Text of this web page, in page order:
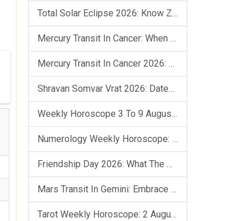
Total Solar Eclipse 2026: Know Zodiac Wise Prediction
Mercury Transit In Cancer: When The Mind Meets The Heart!
Mercury Transit In Cancer 2026: Check Out What It Brings For You
Shravan Somvar Vrat 2026: Dates, Significance & Rituals In August
Weekly Horoscope 3 To 9 August, 2026: List Of Fasts & Festivals
Numerology Weekly Horoscope: 2 August To 8 August, 2026
Friendship Day 2026: What The Stars Say About Your Best Friend!
Mars Transit In Gemini: Embrace The Period Full Of Energy & Intelligence
Tarot Weekly Horoscope: 2 August To 8 August, 2026